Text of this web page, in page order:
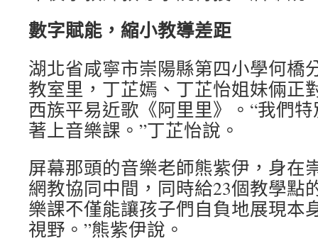
數字賦能，縮小教導差距
湖北省咸寧市崇陽縣第四小學何橋
教室里，丁芷嫣、丁芷怡姐妹倆正
西族平易近歌《阿里里》。“我們
著上音樂課。”丁芷怡說。
屏幕那頭的音樂老師熊紫伊，身在
網教協同中間，同時給23個教學點
樂課不僅能讓孩子們自負地展現本
視野。”熊紫伊說。